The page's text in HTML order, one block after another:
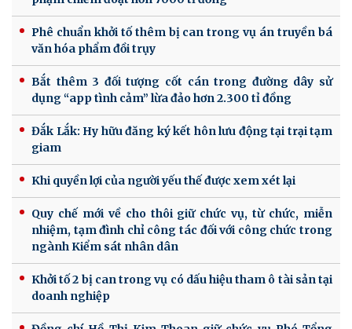
Phê chuẩn khởi tố thêm bị can trong vụ án truyền bá
văn hóa phẩm đồi trụy
Bắt thêm 3 đối tượng cốt cán trong đường dây sử
dụng “app tình cảm” lừa đảo hơn 2.300 tỉ đồng
Đắk Lắk: Hy hữu đăng ký kết hôn lưu động tại trại tạm
giam
Khi quyền lợi của người yếu thế được xem xét lại
Quy chế mới về cho thôi giữ chức vụ, từ chức, miễn
nhiệm, tạm đình chỉ công tác đối với công chức trong
ngành Kiểm sát nhân dân
Khởi tố 2 bị can trong vụ có dấu hiệu tham ô tài sản tại
doanh nghiệp